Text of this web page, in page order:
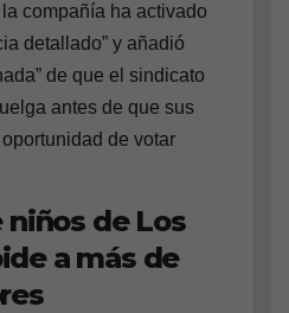
compañía ha activado
detallado” y añadió
de que el sindicato
antes de que sus
de votar
niños de Los
a más de